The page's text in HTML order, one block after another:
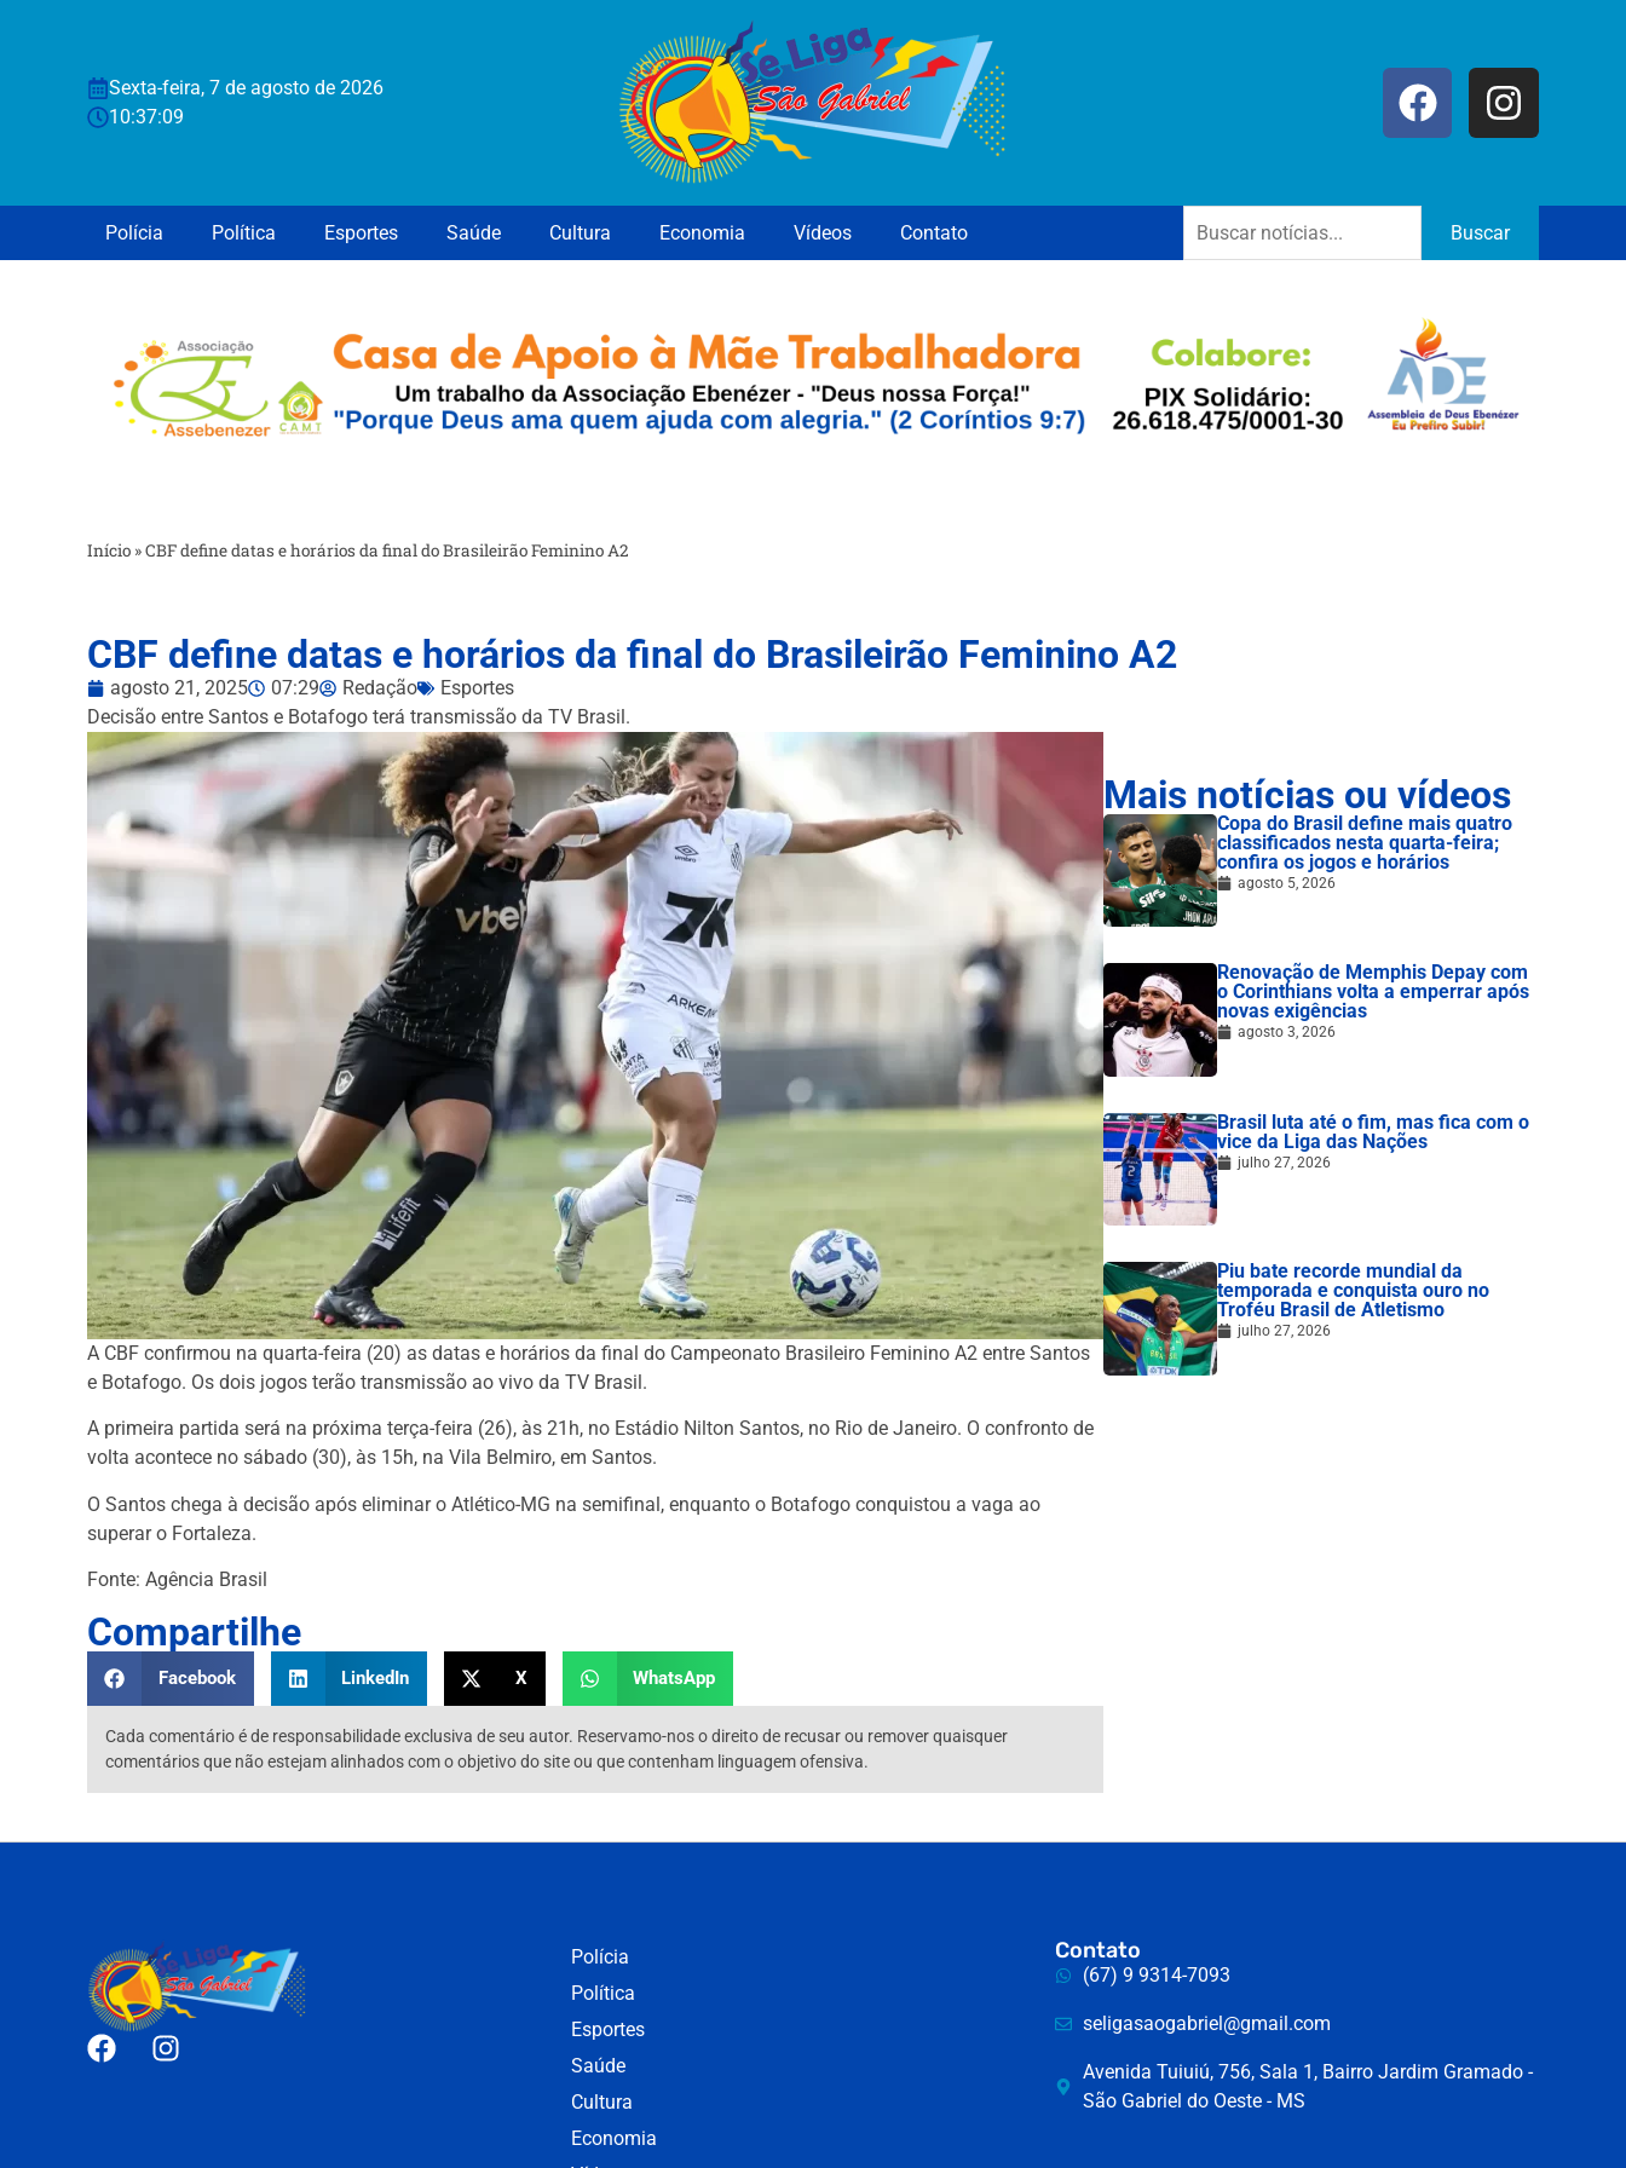
Sexta-feira, 7 de agosto de 2026
10:37:10
Polícia Política Esportes Saúde Cultura Economia Vídeos Contato Buscar
Início »CBF define datas e horários da final do Brasileirão Feminino A2
CBF define datas e horários da final do Brasileirão Feminino A2
agosto 21, 2025 07:29 Redação
Esportes
Decisão entre Santos e Botafogo terá transmissão da TV Brasil.
A CBF confirmou na quarta-feira (20) as datas e horários da final do Campeonato Brasileiro Feminino A2 entre Santos
e Botafogo. Os dois jogos terão transmissão ao vivo da TV Brasil.
A primeira partida será na próxima terça-feira (26), às 21h, no Estádio Nilton Santos, no Rio de Janeiro. O confronto de
volta acontece no sábado (30), às 15h, na Vila Belmiro, em Santos.
O Santos chega à decisão após eliminar o Atlético-MG na semifinal, enquanto o Botafogo conquistou a vaga ao
superar o Fortaleza.
Fonte: Agência Brasil
Compartilhe
Facebook LinkedIn X WhatsApp
Cada comentário é de responsabilidade exclusiva de seu autor. Reservamo-nos o direito de recusar ou remover quaisquer
comentários que não estejam alinhados com o objetivo do site ou que contenham linguagem ofensiva.
Mais notícias ou vídeos
Copa do Brasil define mais quatro
classificados nesta quarta-feira;
confira os jogos e horários
agosto 5, 2026
Renovação de Memphis Depay com
o Corinthians volta a emperrar após
novas exigências
agosto 3, 2026
Brasil luta até o fim, mas fica com o
vice da Liga das Nações
julho 27, 2026
Piu bate recorde mundial da
temporada e conquista ouro no
Troféu Brasil de Atletismo
julho 27, 2026
Polícia
Política
Esportes
Saúde
Cultura
Economia
Contato
(67) 9 9314-7093
seligasaogabriel@gmail.com
Avenida Tuiuiú, 756, Sala 1, Bairro Jardim Gramado -
São Gabriel do Oeste - MS